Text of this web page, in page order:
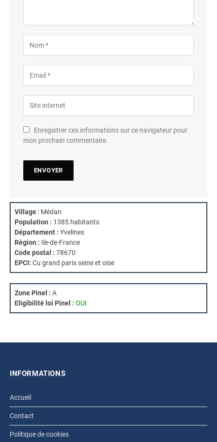
Enregistrer ces informations sur ce navigateur pour
mon prochain commentaire.
Village : Médan
Population : 1385 habitants
Département : Yvelines
Région : Ile-de-France
Code postal : 78670
EPCI: Cu grand paris seine et oise
Zone Pinel : A
Eligibilité loi Pinel : OUI
INFORMATIONS
Accueil
Contact
Politique de cookies